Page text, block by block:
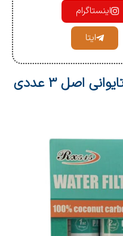
اینستاگرام
ایتا